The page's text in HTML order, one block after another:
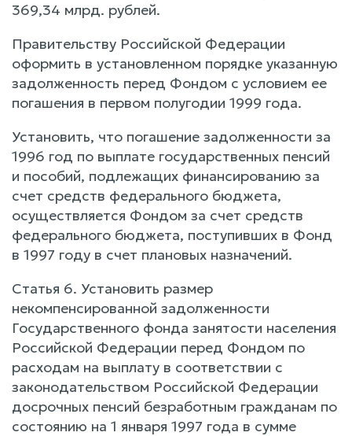
369,34 млрд. рублей.
Правительству Российской Федерации
оформить в установленном порядке указанную
задолженность перед Фондом с условием ее
погашения в первом полугодии 1999 года.
Установить, что погашение задолженности за
1996 год по выплате государственных пенсий
и пособий, подлежащих финансированию за
счет средств федерального бюджета,
осуществляется Фондом за счет средств
федерального бюджета, поступивших в Фонд
в 1997 году в счет плановых назначений.
Статья 6. Установить размер
некомпенсированной задолженности
Государственного фонда занятости населения
Российской Федерации перед Фондом по
расходам на выплату в соответствии с
законодательством Российской Федерации
досрочных пенсий безработным гражданам по
состоянию на 1 января 1997 года в сумме